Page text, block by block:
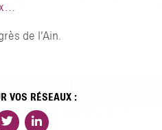
de l’Ain.
VOS RÉSEAUX :